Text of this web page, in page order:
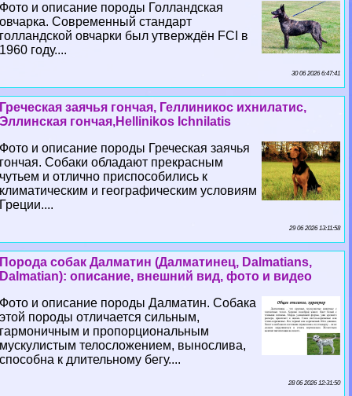
Фото и описание породы Голландская
овчарка. Современный стандарт
голландской овчарки был утверждён FCI в
1960 году....
30 06 2026 6:47:41
Греческая заячья гончая, Геллиникос ихнилатис,
Эллинская гончая,Hellinikos Ichnilatis
Фото и описание породы Греческая заячья
гончая. Собаки обладают прекрасным
чутьем и отлично приспособились к
климатическим и географическим условиям
Греции....
29 06 2026 13:11:58
Порода собак Далматин (Далматинец, Dalmatians,
Dalmatian): описание, внешний вид, фото и видео
Фото и описание породы Далматин. Собака
этой породы отличается сильным,
гармоничным и пропорциональным
мускулистым телосложением, вынослива,
способна к длительному бегу....
28 06 2026 12:31:50